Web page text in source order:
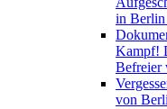
in Berlin
Kampf!
Befreier
von